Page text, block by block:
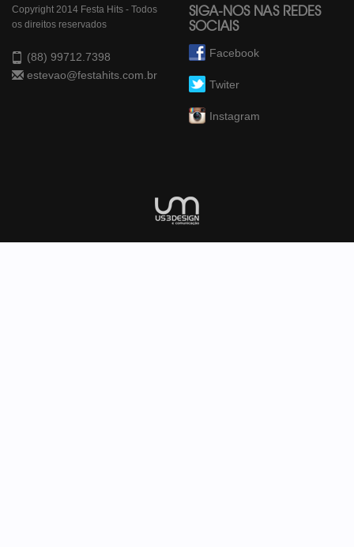
Copyright 2014 Festa Hits - Todos
os direitos reservados
(88) 99712.7398
estevao@festahits.com.br
SIGA-NOS NAS REDES
SOCIAIS
Facebook
Twiter
Instagram